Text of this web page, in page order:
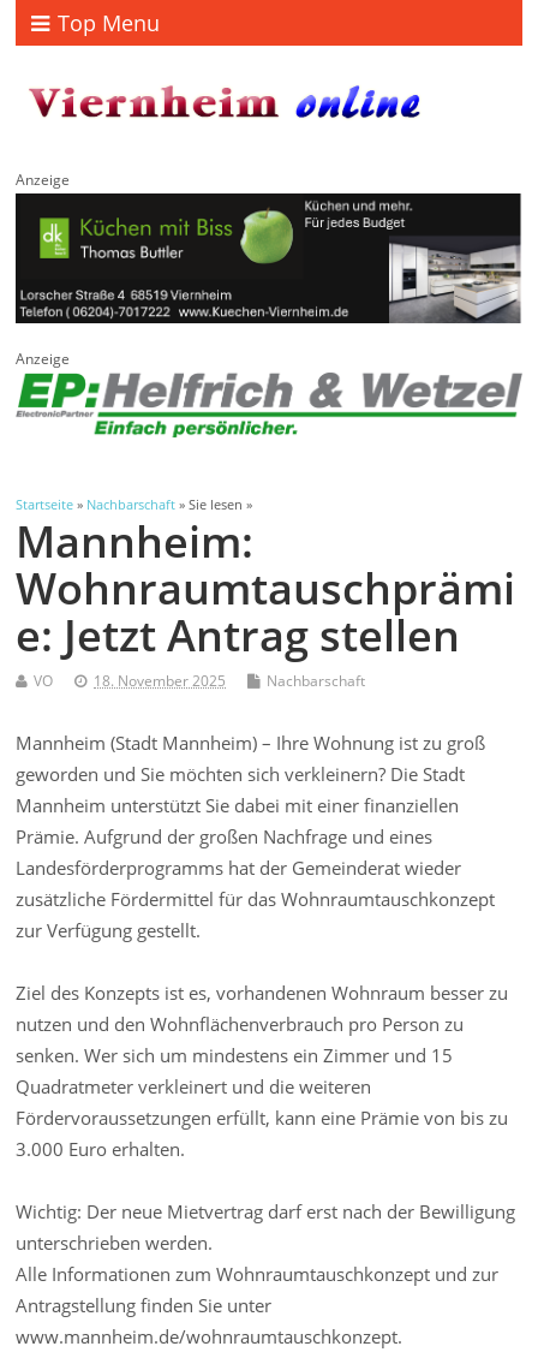
Top Menu
Anzeige
Anzeige
Startseite » Nachbarschaft » Sie lesen »
Mannheim:
Wohnraumtauschprämi
e: Jetzt Antrag stellen
VO 18. November 2025 Nachbarschaft
Mannheim (Stadt Mannheim) – Ihre Wohnung ist zu groß
geworden und Sie möchten sich verkleinern? Die Stadt
Mannheim unterstützt Sie dabei mit einer finanziellen
Prämie. Aufgrund der großen Nachfrage und eines
Landesförderprogramms hat der Gemeinderat wieder
zusätzliche Fördermittel für das Wohnraumtauschkonzept
zur Verfügung gestellt.
Ziel des Konzepts ist es, vorhandenen Wohnraum besser zu
nutzen und den Wohnflächenverbrauch pro Person zu
senken. Wer sich um mindestens ein Zimmer und 15
Quadratmeter verkleinert und die weiteren
Fördervoraussetzungen erfüllt, kann eine Prämie von bis zu
3.000 Euro erhalten.
Wichtig: Der neue Mietvertrag darf erst nach der Bewilligung
unterschrieben werden.
Alle Informationen zum Wohnraumtauschkonzept und zur
Antragstellung finden Sie unter
www.mannheim.de/wohnraumtauschkonzept.